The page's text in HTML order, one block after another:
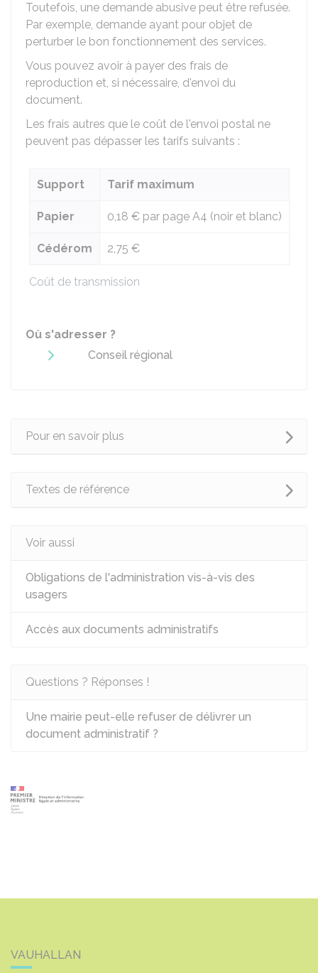
Toutefois, une demande abusive peut être refusée.
Par exemple, demande ayant pour objet de
perturber le bon fonctionnement des services.
Vous pouvez avoir à payer des frais de
reproduction et, si nécessaire, d'envoi du
document.
Les frais autres que le coût de l'envoi postal ne
peuvent pas dépasser les tarifs suivants :
Coût de transmission
Support Tarif maximum
Papier 0,18 €par page A4 (noir et blanc)
Cédérom 2,75 €
Où s'adresser ?
Conseil régional
Pour en savoir plus
Textes de référence
Voir aussi
Obligations de l'administration vis-à-vis des
usagers
Accès aux documents administratifs
Questions ? Réponses !
Une mairie peut-elle refuser de délivrer un
document administratif ?
VAUHALLAN